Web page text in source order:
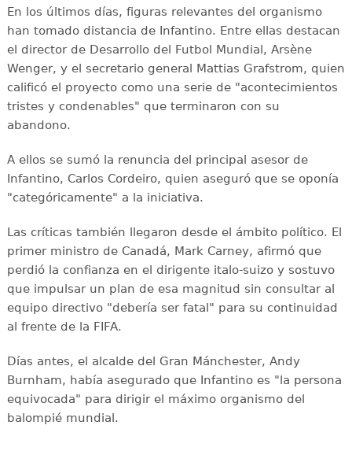
En los últimos días, figuras relevantes del organismo
han tomado distancia de Infantino. Entre ellas destacan
el director de Desarrollo del Futbol Mundial, Arsène
Wenger, y el secretario general Mattias Grafstrom, quien
calificó el proyecto como una serie de "acontecimientos
tristes y condenables" que terminaron con su
abandono.
A ellos se sumó la renuncia del principal asesor de
Infantino, Carlos Cordeiro, quien aseguró que se oponía
"categóricamente" a la iniciativa.
Las críticas también llegaron desde el ámbito político. El
primer ministro de Canadá, Mark Carney, afirmó que
perdió la confianza en el dirigente italo-suizo y sostuvo
que impulsar un plan de esa magnitud sin consultar al
equipo directivo "debería ser fatal" para su continuidad
al frente de la FIFA.
Días antes, el alcalde del Gran Mánchester, Andy
Burnham, había asegurado que Infantino es "la persona
equivocada" para dirigir el máximo organismo del
balompié mundial.